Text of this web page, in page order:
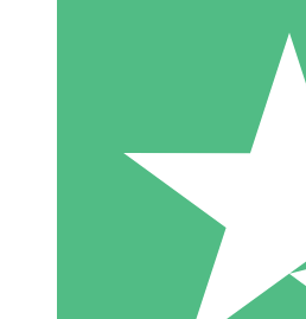
10 Download
20